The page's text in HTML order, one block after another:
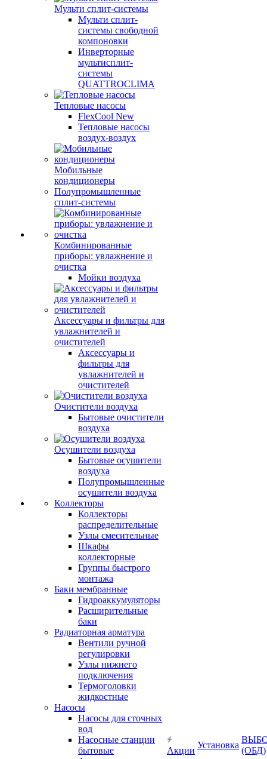
Мульти сплит-системы
Мульти сплит-
системы свободной
компоновки
Инверторные
мультисплит-
системы
QUATTROCLIMA
Тепловые насосы
FlexCool New
Тепловые насосы
воздух-воздух
Мобильные
кондиционеры
Полупромышленные
сплит-системы
Комбинированные
приборы: увлажнение и
очистка
Мойки воздуха
Аксессуары и фильтры для
увлажнителей и
очистителей
Аксессуары и
фильтры для
увлажнителей и
очистителей
Очистители воздуха
Бытовые очистители
воздуха
Осушители воздуха
Бытовые осушители
воздуха
Полупромышленные
осушители воздуха
Коллекторы
Коллекторы
распределительные
Узлы смесительные
Шкафы
коллекторные
Группы быстрого
монтажа
Баки мембранные
Гидроаккумуляторы
Расширительные
баки
Радиаторная арматура
Вентили ручной
регулировки
Узлы нижнего
подключения
Термоголовки
жидкостные
Насосы
Насосы для сточных
вод
Насосные станции
бытовые
Акции
Установка
(ОБД)